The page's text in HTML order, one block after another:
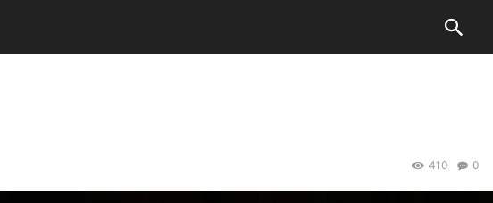
0
410